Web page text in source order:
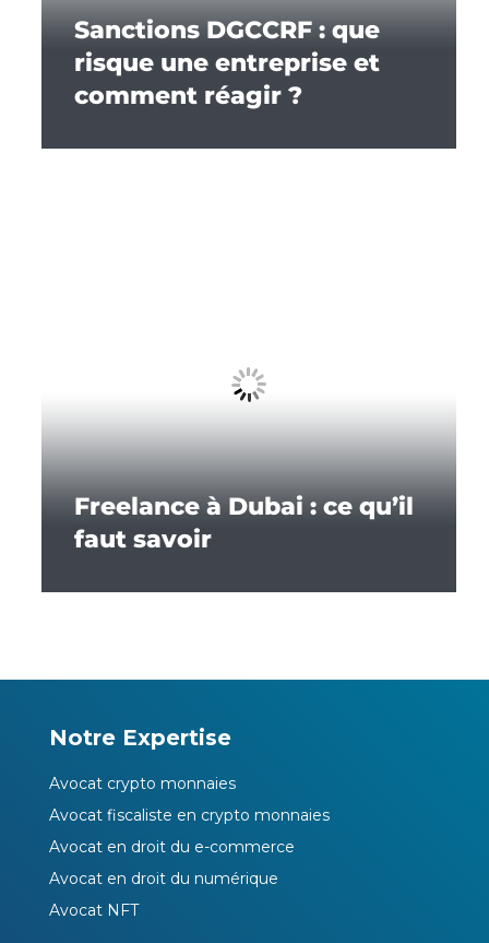
Sanctions DGCCRF : que
risque une entreprise et
comment réagir ?
Freelance à Dubai : ce qu’il
faut savoir
Notre Expertise
Avocat crypto monnaies
Avocat fiscaliste en crypto monnaies
Avocat en droit du e-commerce
Avocat en droit du numérique
Avocat NFT